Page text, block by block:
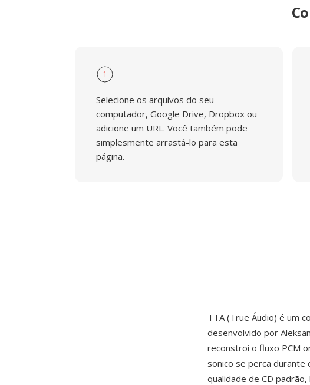
1
Selecione os arquivos do seu
computador, Google Drive, Dropbox ou
adicione um URL. Você também pode
simplesmente arrastá-lo para esta
página.
TTA (True Áudio) é um
desenvolvido por
reconstroi o fluxo PCM
sonico se perca durante
qualidade de CD